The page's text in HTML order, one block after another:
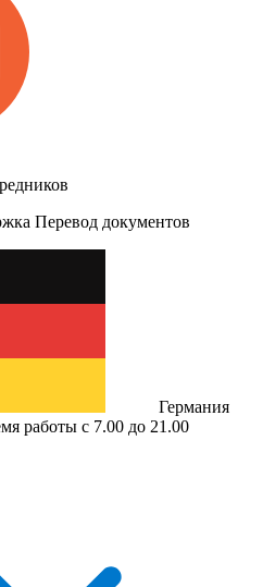
Перевод документов
Германия
работы с 7.00 до 21.00